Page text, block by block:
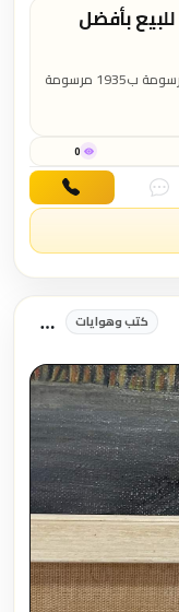
لوحة قديمة زيتية مرسومة ب1935 للبيع بأفضل
لوحة قديمة زيتية 1935 للبيع بأفضل سعر لوحة مرسومة ب1935 مرسومة
0
دردشة اتصال
كتب وهوايات